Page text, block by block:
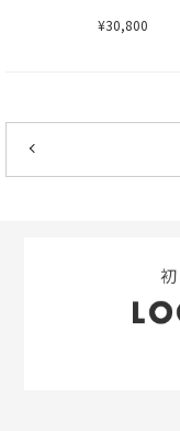
¥30,800